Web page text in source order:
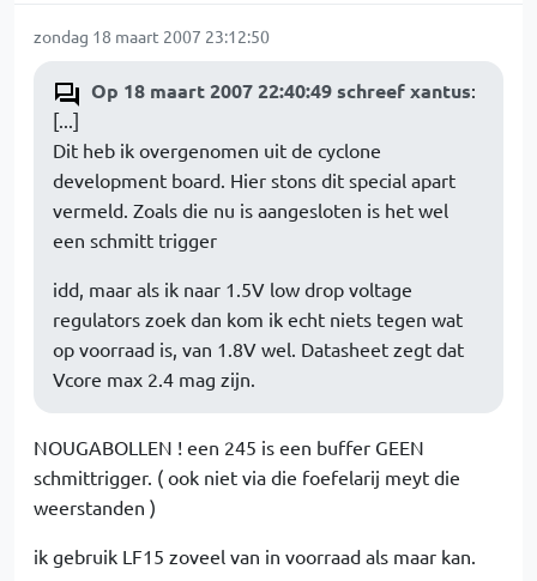
zondag 18 maart 2007 23:12:50
Op 18 maart 2007 22:40:49 schreef xantus:
[...]
Dit heb ik overgenomen uit de cyclone
development board. Hier stons dit special apart
vermeld. Zoals die nu is aangesloten is het wel
een schmitt trigger
idd, maar als ik naar 1.5V low drop voltage
regulators zoek dan kom ik echt niets tegen wat
op voorraad is, van 1.8V wel. Datasheet zegt dat
Vcore max 2.4 mag zijn.
NOUGABOLLEN ! een 245 is een buffer GEEN
schmittrigger. ( ook niet via die foefelarij meyt die
weerstanden )
ik gebruik LF15 zoveel van in voorraad als maar kan.